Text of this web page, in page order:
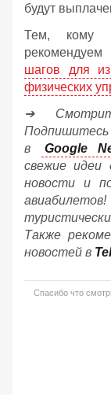
будут
Тем, кому
рекомендуем
шагов для
физических
➔
в
Google
свежие идеи
новости и
Также
новостей в
Спасибо что